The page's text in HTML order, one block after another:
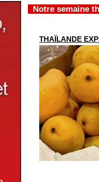
Notre semaine
THAÏLANDE